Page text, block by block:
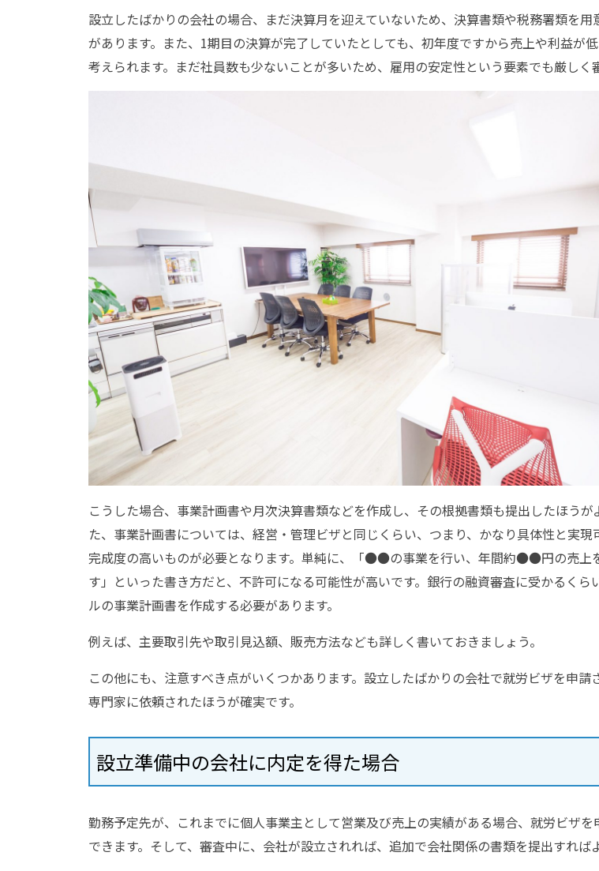
設立したばかりの会社の場合、まだ決算月を迎えていないため、決算書類や税務署類を用
があります。また、1期目の決算が完了していたとしても、初年度ですから売上や利益が
考えられます。まだ社員数も少ないことが多いため、雇用の安定性という要素でも厳しく
こうした場合、事業計画書や月次決算書類などを作成し、その根拠書類も提出したほうが
た、事業計画書については、経営・管理ビザと同じくらい、つまり、かなり具体性と実現
完成度の高いものが必要となります。単純に、「●●の事業を行い、年間約●●円の売上
す」といった書き方だと、不許可になる可能性が高いです。銀行の融資審査に受かるくら
ルの事業計画書を作成する必要があります。
例えば、主要取引先や取引見込額、販売方法なども詳しく書いておきましょう。
この他にも、注意すべき点がいくつかあります。設立したばかりの会社で就労ビザを申請
専門家に依頼されたほうが確実です。
設立準備中の会社に内定を得た場合
勤務予定先が、これまでに個人事業主として営業及び売上の実績がある場合、就労ビザを
できます。そして、審査中に、会社が設立されれば、追加で会社関係の書類を提出すれば